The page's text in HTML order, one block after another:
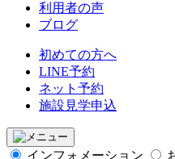
利用者の声
ブログ
初めての方へ
LINE予約
ネット予約
施設見学申込
インフォメーション